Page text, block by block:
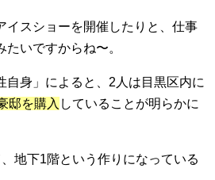
イスショーを開催したりと、仕事
いですからね〜。
自身」によると、2人は目黒区内に
邸を購入 していることが明らかに
地下1階という作りになっている